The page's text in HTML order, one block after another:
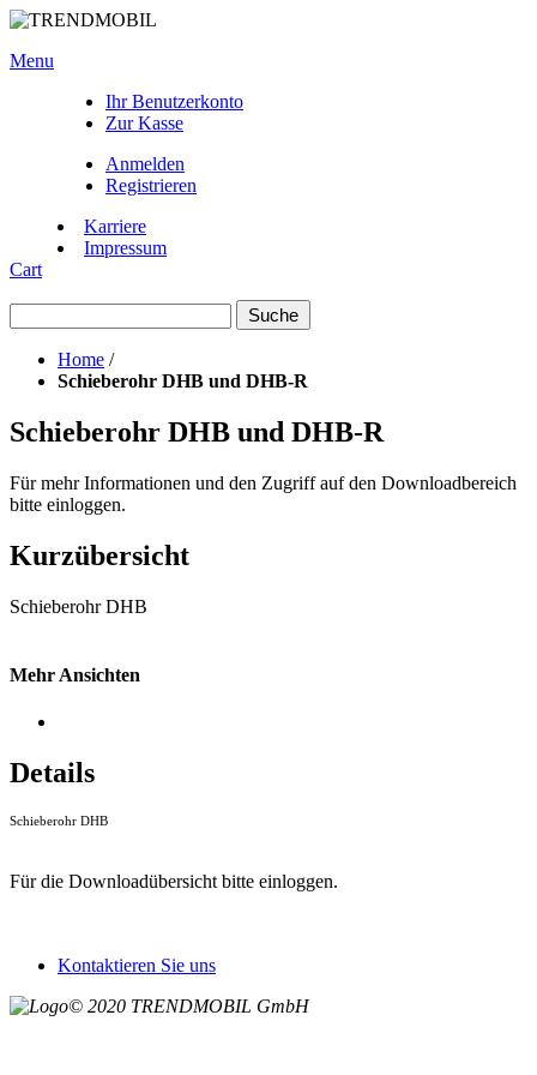
Menu
Ihr Benutzerkonto
Zur Kasse
Anmelden
Registrieren
Karriere
Impressum
Cart
Suche
Home /
Schieberohr DHB und DHB-R
Schieberohr DHB und DHB-R
Für mehr Informationen und den Zugriff auf den Downloadbereich
bitte einloggen.
Kurzübersicht
Schieberohr DHB
Mehr Ansichten
Details
Schieberohr DHB
Für die Downloadübersicht bitte einloggen.
Kontaktieren Sie uns
© 2020 TRENDMOBIL GmbH